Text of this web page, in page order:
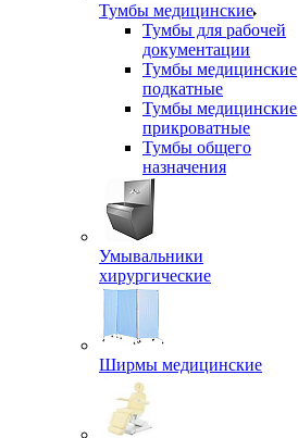
Тумбы медицинские
Тумбы для рабочей
документации
Тумбы медицинские
подкатные
Тумбы медицинские
прикроватные
Тумбы общего
назначения
Умывальники
хирургические
Ширмы медицинские